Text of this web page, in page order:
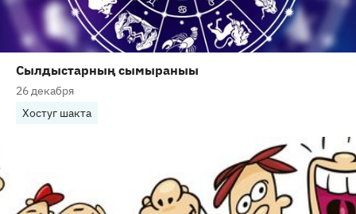
Сылдыстарның сымыраныы
26 декабря
Хостуг шакта